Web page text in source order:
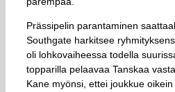
Prässipelin parantaminen
Southgate harkitsee
oli lohkovaiheessa todella
topparilla pelaavaa Tanskaa
Kane myönsi, ettei joukkue